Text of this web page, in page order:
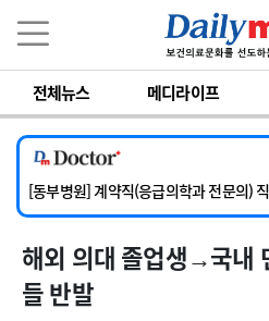
전체뉴스 메디라이프
[서울아산병원] 2026년 하반기 인턴 모집
[영남대학교의료원] 마취통증의학과 임
[충남대학교병원] 소아청소년과(소아응
[동부병원] 계약직(응급의학과 전문의)
[이대목동병원] 하반기 전공의(레지던트
[서울아산병원] 2026년 하반기 인턴 모집
[영남대학교의료원] 마취통증의학과 임기
해외 의대 졸업생→국내
들 반발